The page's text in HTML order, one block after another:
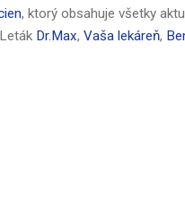
, ktorý obsahuje všetky
Dr.Max, Vaša lekáreň,